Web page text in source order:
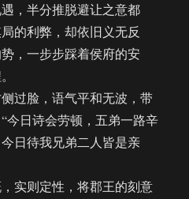
，半分推脱避让之意都
的利弊，却依旧义无反
，一步步踩着侯府的安
脸，语气平和无波，带
今日诗会劳顿，五弟一路辛
日待我兄弟二人皆是亲
则定性，将郡王的刻意